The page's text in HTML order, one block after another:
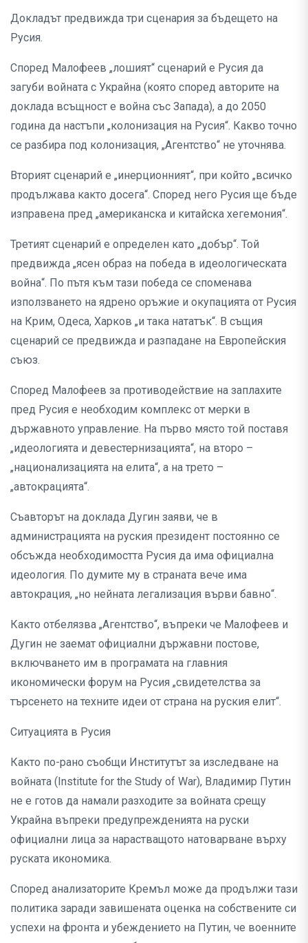
Докладът предвижда три сценария за бъдещето на
Русия.
Според Малофеев „лошият“ сценарий е Русия да
загуби войната с Украйна (която според авторите на
доклада всъщност е война със Запада), а до 2050
година да настъпи „колонизация на Русия“. Какво точно
се разбира под колонизация, „Агентство“ не уточнява.
Вторият сценарий е „инерционният“, при който „всичко
продължава както досега“. Според него Русия ще бъде
изправена пред „американска и китайска хегемония“.
Третият сценарий е определен като „добър“. Той
предвижда „ясен образ на победа в идеологическата
война“. По пътя към тази победа се споменава
използването на ядрено оръжие и окупацията от Русия
на Крим, Одеса, Харков „и така нататък“. В същия
сценарий се предвижда и разпадане на Европейския
съюз.
Според Малофеев за противодействие на заплахите
пред Русия е необходим комплекс от мерки в
държавното управление. На първо място той поставя
„идеологията и девестернизацията“, на второ –
„национализацията на елита“, а на трето –
„автокрацията“.
Съавторът на доклада Дугин заяви, че в
администрацията на руския президент постоянно се
обсъжда необходимостта Русия да има официална
идеология. По думите му в страната вече има
автокрация, „но нейната легализация върви бавно“.
Както отбелязва „Агентство“, въпреки че Малофеев и
Дугин не заемат официални държавни постове,
включването им в програмата на главния
икономически форум на Русия „свидетелства за
търсенето на техните идеи от страна на руския елит“.
Ситуацията в Русия
Както по-рано съобщи Институтът за изследване на
войната (Institute for the Study of War), Владимир Путин
не е готов да намали разходите за войната срещу
Украйна въпреки предупрежденията на руски
официални лица за нарастващото натоварване върху
руската икономика.
Според анализаторите Кремъл може да продължи тази
политика заради завишената оценка на собствените си
успехи на фронта и убеждението на Путин, че военните